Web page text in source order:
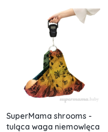
SuperMama shrooms -
tuląca waga niemowlęca